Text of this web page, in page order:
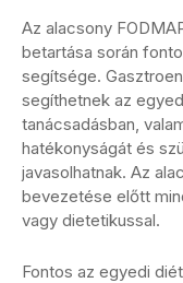
Az alacsony
betartása során
segítsége.
segíthetnek az
tanácsadásban,
hatékonyságát és
javasolhatnak. Az
bevezetése előtt
vagy dietetikussal.
Fontos az egyedi